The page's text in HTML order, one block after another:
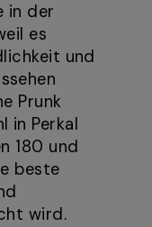
in der
es
und
Prunk
in Perkal
180 und
beste
wird.